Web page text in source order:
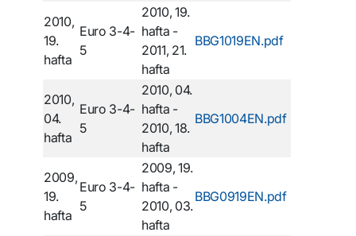
2010,
19.
hafta
Euro 3-4-
5
2010, 19.
hafta -
2011, 21.
hafta
BBG1019EN.pdf
2010,
04.
hafta
Euro 3-4-
5
2010, 04.
hafta -
2010, 18.
hafta
BBG1004EN.pdf
2009,
19.
hafta
Euro 3-4-
5
2009, 19.
hafta -
2010, 03.
hafta
BBG0919EN.pdf